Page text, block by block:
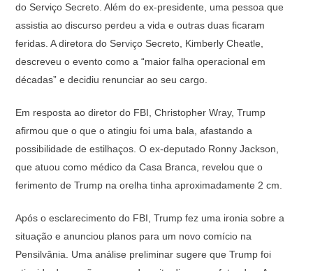
do Serviço Secreto. Além do ex-presidente, uma pessoa que
assistia ao discurso perdeu a vida e outras duas ficaram
feridas. A diretora do Serviço Secreto, Kimberly Cheatle,
descreveu o evento como a “maior falha operacional em
décadas” e decidiu renunciar ao seu cargo.
Em resposta ao diretor do FBI, Christopher Wray, Trump
afirmou que o que o atingiu foi uma bala, afastando a
possibilidade de estilhaços. O ex-deputado Ronny Jackson,
que atuou como médico da Casa Branca, revelou que o
ferimento de Trump na orelha tinha aproximadamente 2 cm.
Após o esclarecimento do FBI, Trump fez uma ironia sobre a
situação e anunciou planos para um novo comício na
Pensilvânia. Uma análise preliminar sugere que Trump foi